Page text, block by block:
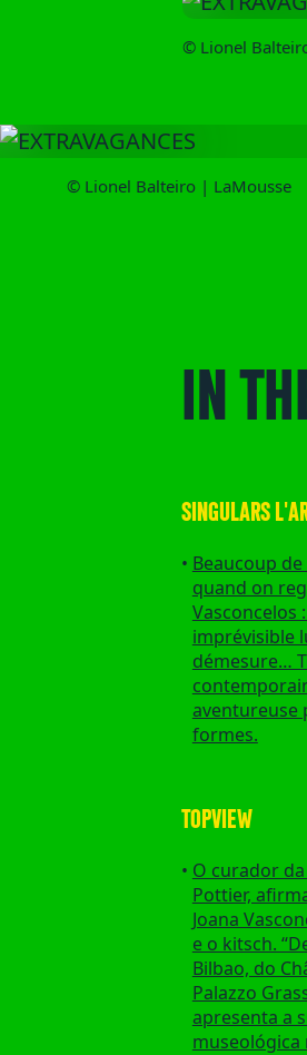
© Lionel
© Lionel Balteiro | LaMousse
IN
SINGULARS
Beaucoup
quand on
Vasconcelos
imprévisible
démesure…
aventureuse
formes.
TOPVIEW
O curador
Pottier,
Joana
e o kitsch.
Bilbao, do
Palazzo
apresenta a
museológica